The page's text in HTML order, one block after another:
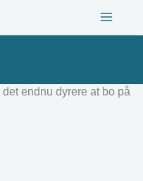
endnu dyrere at bo på